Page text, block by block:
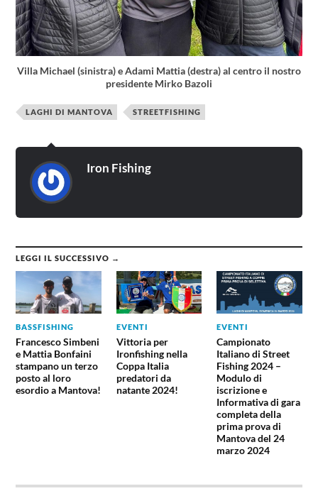
Villa Michael (sinistra) e Adami Mattia (destra) al centro il nostro
presidente Mirko Bazoli
LAGHI DI MANTOVA STREETFISHING
Iron Fishing
LEGGI IL SUCCESSIVO →
BASSFISHING
Francesco Simbeni
e Mattia Bonfaini
stampano un terzo
posto al loro
esordio a Mantova!
EVENTI
Vittoria per
Ironfishing nella
Coppa Italia
predatori da
natante 2024!
EVENTI
Campionato
Italiano di Street
Fishing 2024 –
Modulo di
iscrizione e
Informativa di gara
completa della
prima prova di
Mantova del 24
marzo 2024